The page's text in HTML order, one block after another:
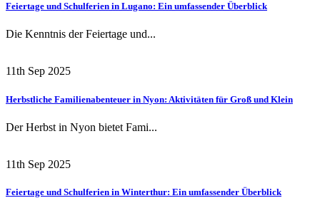
Feiertage und Schulferien in Lugano: Ein umfassender Überblick
Die Kenntnis der Feiertage und...
11th Sep 2025
Herbstliche Familienabenteuer in Nyon: Aktivitäten für Groß und Klein
Der Herbst in Nyon bietet Fami...
11th Sep 2025
Feiertage und Schulferien in Winterthur: Ein umfassender Überblick